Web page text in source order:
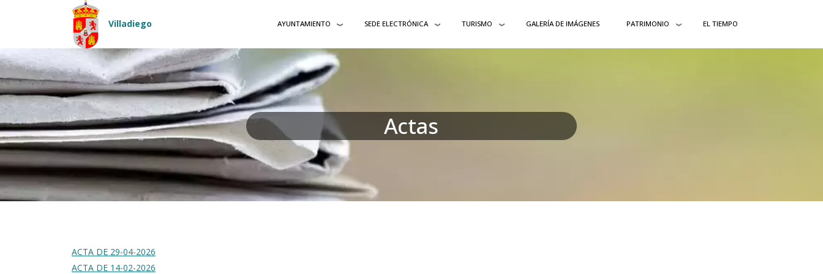
Pasar al contenido principal
Villadiego AYUNTAMIENTO SEDE ELECTRÓNICA TURISMO GALERÍA DE IMÁGENES PATRIMONIO EL TIEMPO
Actas
ACTA DE 29-04-2026
ACTA DE 14-02-2026